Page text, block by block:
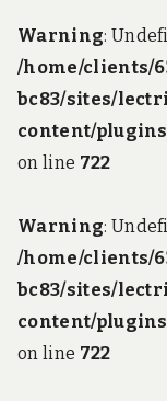
Warning:
/home/clients/
bc83/sites/
content/
on line 722
Warning:
/home/clients/
bc83/sites/
content/
on line 722